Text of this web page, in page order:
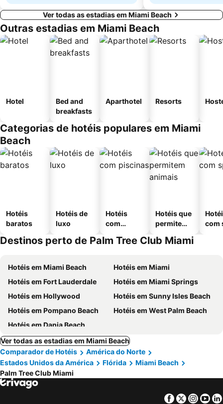
Ver todas as estadias em Miami Beach
Outras estadias em Miami Beach
Hotel
Bed and
breakfasts
Aparthotel Resorts
Categorias de hotéis populares em Miami
Beach
Hotéis
baratos
Hotéis de
luxo
Hotéis
com
Hotéis que
permitem
com
Destinos perto de Palm Tree Club Miami
Hotéis em Miami Beach
Hotéis em Miami
Hotéis em Fort Lauderdale
Hotéis em Miami Springs
Hotéis em Hollywood
Hotéis em Sunny Isles Beach
Hotéis em Pompano Beach
Hotéis em West Palm Beach
Hotéis em Dania Beach
Ver todas as estadias em Miami Beach
Comparador de Hotéis
América do Norte
Estados Unidos da América
Flórida
Miami Beach
Palm Tree Club Miami
Facebook
Twitter